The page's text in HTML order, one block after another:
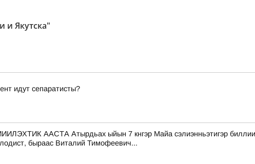
и Якутска"
идут сепаратисты?
ААСТА Атырдьах ыйын 7 кнгэр Майа сэлиэнньэтигэр
быраас Виталий Тимофеевич...